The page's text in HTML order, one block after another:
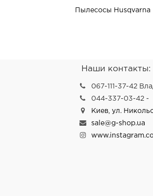
Пылесосы Husqvarna
Наши контакты:
067-111-37-42
044-337-03-42 -
Киев, ул.
sale@g-shop.ua